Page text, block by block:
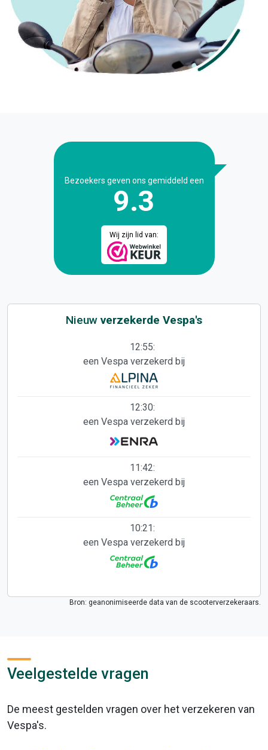
Bezoekers geven ons gemiddeld een
9.3
Wij zijn lid van:
Nieuw verzekerde Vespa's
12:55:
een Vespa verzekerd bij
12:30:
een Vespa verzekerd bij
11:42:
een Vespa verzekerd bij
10:21:
een Vespa verzekerd bij
Bron: geanonimiseerde data van de scooterverzekeraars.
Veelgestelde vragen
De meest gestelden vragen over het verzekeren van
Vespa's.